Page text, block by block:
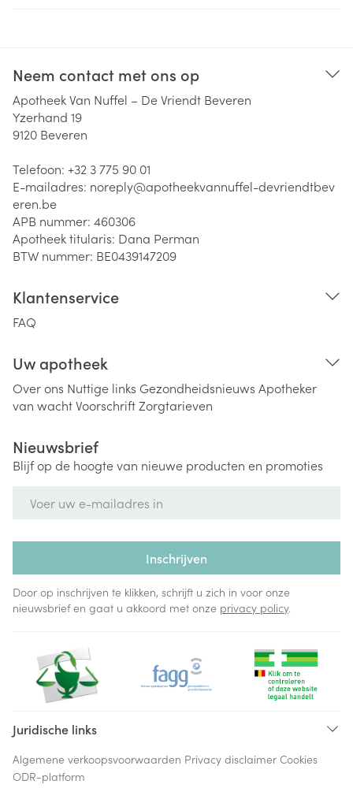
Neem contact met ons op
Apotheek Van Nuffel – De Vriendt Beveren
Yzerhand 19
9120 Beveren
Telefoon: +32 3 775 90 01
E-mailadres: noreply@apotheekvannuffel-devriendtbev
eren.be
APB nummer: 460306
Apotheek titularis: Dana Perman
BTW nummer: BE0439147209
Klantenservice
FAQ
Uw apotheek
Over ons Nuttige links Gezondheidsnieuws Apotheker
van wachtVoorschriftZorgtarieven
Nieuwsbrief
Blijf op de hoogte van nieuwe producten en promoties
Inschrijven
Door op inschrijven te klikken, schrijft u zich in voor onze
nieuwsbrief en gaat u akkoord met onze privacy policy.
Juridische links
Algemene verkoopsvoorwaarden Privacy disclaimer Cookies
ODR-platform